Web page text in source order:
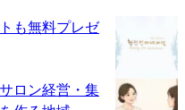
も無料プレゼ
ロン経営・集